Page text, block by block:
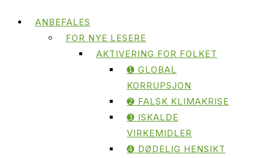
ANBEFALES
FOR NYE LESERE
AKTIVERING FOR FOLKET
➊ GLOBAL
KORRUPSJON
➋ FALSK KLIMAKRISE
➌ ISKALDE
VIRKEMIDLER
➍ DØDELIG HENSIKT